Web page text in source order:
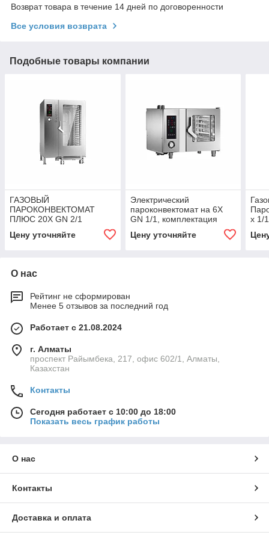
Возврат товара в течение 14 дней по договоренности
Все условия возврата
Подобные товары компании
ГАЗОВЫЙ
ПАРОКОНВЕКТОМАТ
ПЛЮС 20X GN 2/1
Цену уточняйте
Электрический
пароконвектомат на 6X
GN 1/1, комплектация
Цену уточняйте
х 1/
О нас
Рейтинг не сформирован
Менее 5 отзывов за последний год
Работает с 21.08.2024
г. Алматы
проспект Райымбека, 217, офис 602/1, Алматы,
Казахстан
Контакты
Сегодня работает с 10:00 до 18:00
Показать весь график работы
О нас
Контакты
Доставка и оплата